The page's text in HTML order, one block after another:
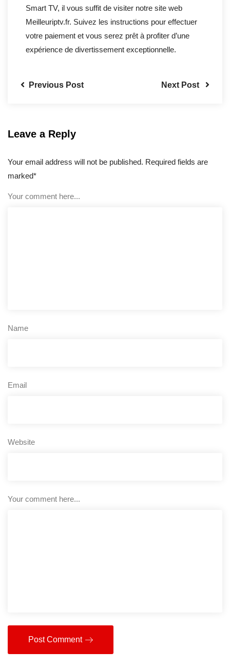
Smart TV, il vous suffit de visiter notre site web
Meilleuriptv.fr. Suivez les instructions pour effectuer
votre paiement et vous serez prêt à profiter d’une
expérience de divertissement exceptionnelle.
Previous Post Next Post
Leave a Reply
Your email address will not be published. Required fields are
marked*
Your comment here...
Name
Email
Website
Your comment here...
Post Comment